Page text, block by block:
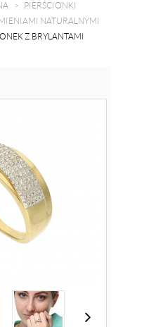
PIERŚCIONKI
NATURALNYMI
Z BRYLANTAMI